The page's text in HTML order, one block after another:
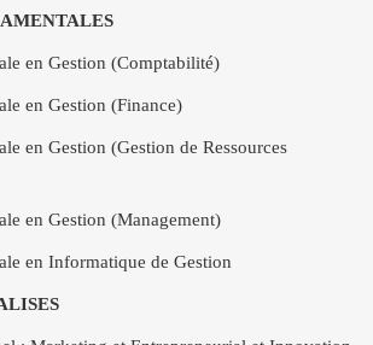
en Gestion (Comptabilité)
en Gestion (Finance)
en Gestion (Gestion de Ressources
en Gestion (Management)
en Informatique de Gestion